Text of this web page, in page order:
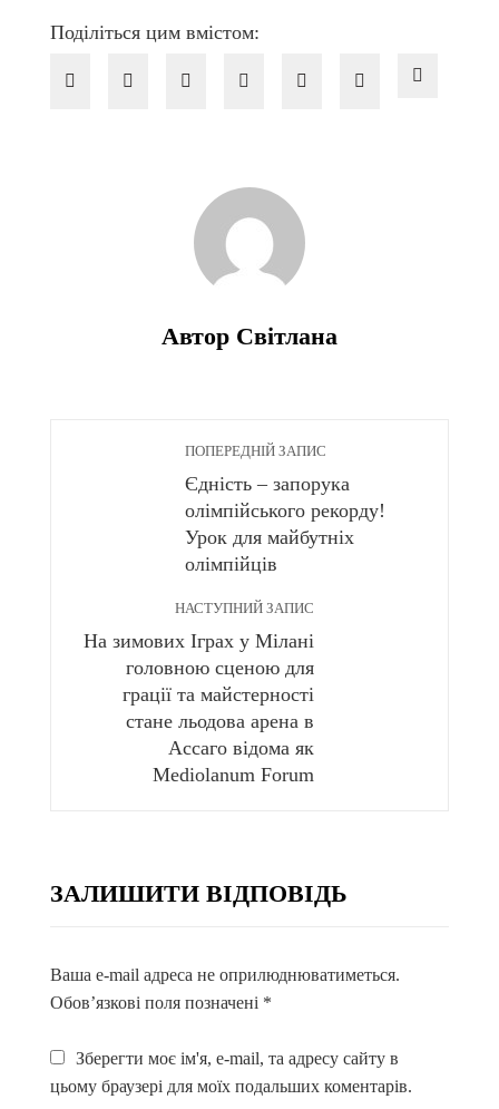
Поділіться цим вмістом:
Автор Світлана
ПОПЕРЕДНІЙ ЗАПИС
Єдність – запорука
олімпійського рекорду!
Урок для майбутніх
олімпійців
НАСТУПНИЙ ЗАПИС
На зимових Іграх у Мілані
головною сценою для
грації та майстерності
стане льодова арена в
Ассаго відома як
Mediolanum Forum
ЗАЛИШИТИ ВІДПОВІДЬ
Ваша e-mail адреса не оприлюднюватиметься.
Обов’язкові поля позначені *
Зберегти моє ім'я, e-mail, та адресу сайту в
цьому браузері для моїх подальших коментарів.